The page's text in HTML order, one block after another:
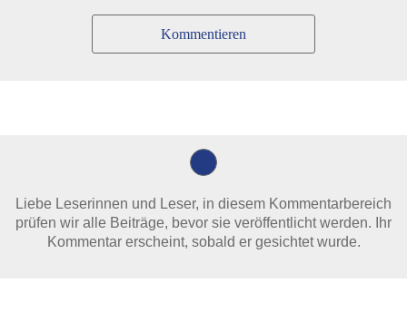
Kommentieren
Liebe Leserinnen und Leser, in diesem Kommentarbereich
prüfen wir alle Beiträge, bevor sie veröffentlicht werden. Ihr
Kommentar erscheint, sobald er gesichtet wurde.